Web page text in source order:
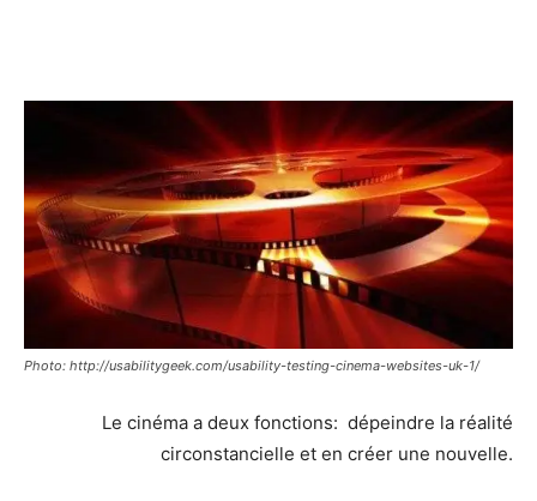
Photo: http://usabilitygeek.com/usability-testing-cinema-websites-uk-1/
Le cinéma a deux fonctions: dépeindre la réalité
circonstancielle et en créer une nouvelle.